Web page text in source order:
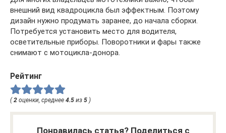
внешний вид квадроцикла был эффектным. Поэтому
дизайн нужно продумать заранее, до начала сборки.
Потребуется установить место для водителя,
осветительные приборы. Поворотники и фары также
снимают с мотоцикла-донора.
Рейтинг
(2 оценки, среднее 4.5 из 5 )
Понравилась статья? Поделиться с